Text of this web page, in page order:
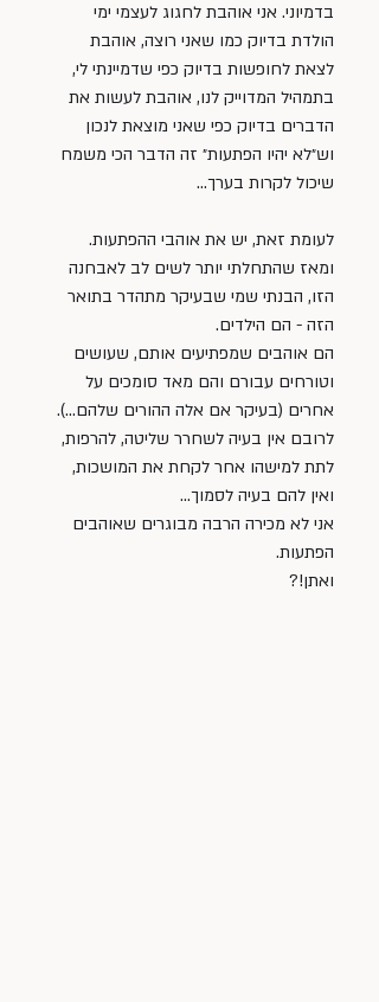
בדמיוני. אני אוהבת לחגוג לעצמי ימי
הולדת בדיוק כמו שאני רוצה, אוהבת
לצאת לחופשות בדיוק כפי שדמיינתי לי,
בתמהיל המדוייק לנו, אוהבת לעשות את
הדברים בדיוק כפי שאני מוצאת לנכון
וש״לא יהיו הפתעות״ זה הדבר הכי משמח
שיכול לקרות בערך…
לעומת זאת, יש את אוהבי ההפתעות.
ומאז שהתחלתי יותר לשים לב לאבחנה
הזו, הבנתי שמי שבעיקר מתהדר בתואר
הזה - הם הילדים.
הם אוהבים שמפתיעים אותם, שעושים
וטורחים עבורם והם מאד סומכים על
אחרים (בעיקר אם אלה ההורים שלהם…).
לרובם אין בעיה לשחרר שליטה, להרפות,
לתת למישהו אחר לקחת את המושכות,
ואין להם בעיה לסמוך…
אני לא מכירה הרבה מבוגרים שאוהבים
הפתעות.
ואתן!?